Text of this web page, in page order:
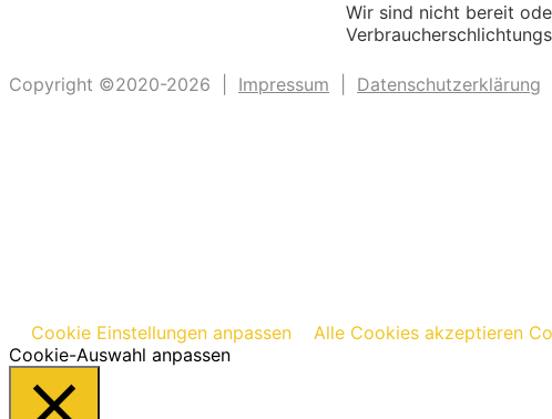
Wir sind nicht bereit
Copyright ©2020-2026 | Impressum Datenschutzerklärung
Cookie Einstellungen anpassen Alle Cookies akzeptieren
Cookie-Auswahl anpassen